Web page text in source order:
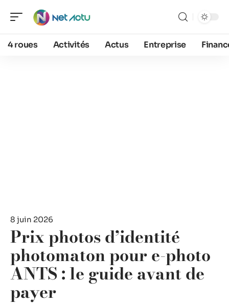
4 roues Activités Actus Entreprise
8 juin 2026
Prix photos d’identité
photomaton pour e-photo
ANTS : le guide avant de
payer